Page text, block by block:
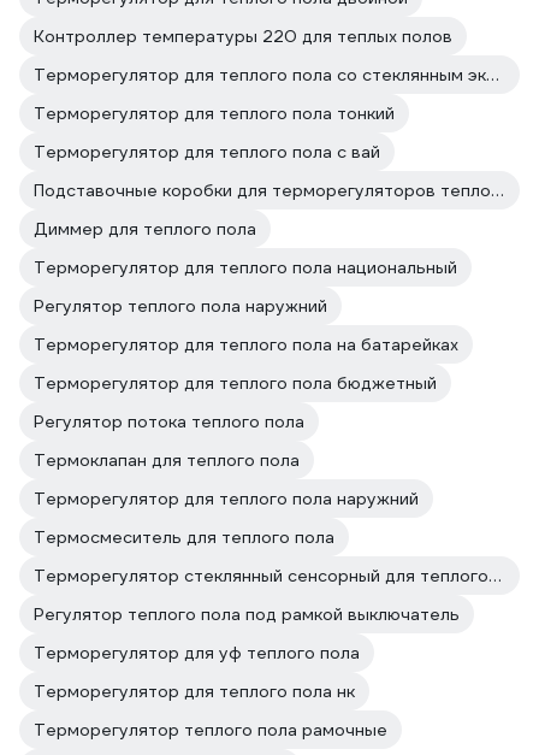
Контроллер температуры 220 для теплых полов
Терморегулятор для теплого пола со стеклянным экраном
Терморегулятор для теплого пола тонкий
Терморегулятор для теплого пола с вай
Подставочные коробки для терморегуляторов теплого пола
Диммер для теплого пола
Терморегулятор для теплого пола национальный
Регулятор теплого пола наружний
Терморегулятор для теплого пола на батарейках
Терморегулятор для теплого пола бюджетный
Регулятор потока теплого пола
Термоклапан для теплого пола
Терморегулятор для теплого пола наружний
Термосмеситель для теплого пола
Терморегулятор стеклянный сенсорный для теплого пола
Регулятор теплого пола под рамкой выключатель
Терморегулятор для уф теплого пола
Терморегулятор для теплого пола нк
Терморегулятор теплого пола рамочные